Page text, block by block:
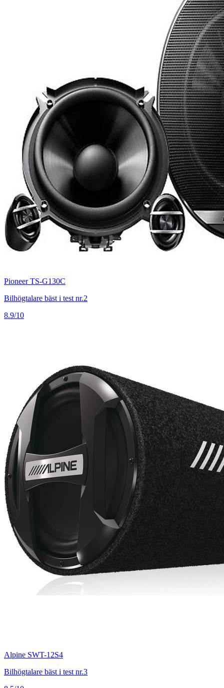
Pioneer TS-G130C
Bilhögtalare bäst i test nr.2
8.9/10
Alpine SWT-12S4
Bilhögtalare bäst i test nr.3